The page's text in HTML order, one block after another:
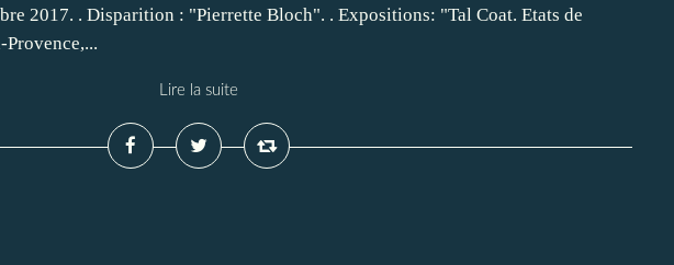
2017. . Disparition : "Pierrette Bloch". . Expositions: "Tal Coat. Etats de
Lire la suite